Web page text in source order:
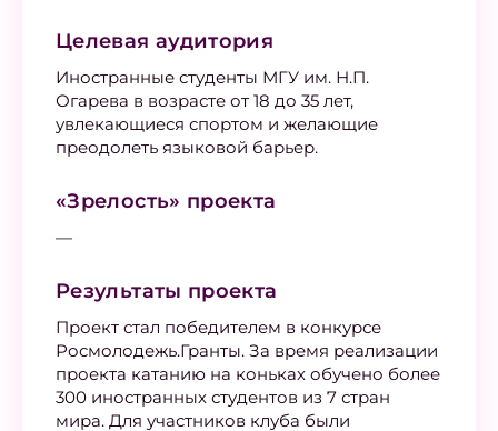
Целевая аудитория
Иностранные студенты МГУ им. Н.П.
Огарева в возрасте от 18 до 35 лет,
увлекающиеся спортом и желающие
преодолеть языковой барьер.
«Зрелость» проекта
—
Результаты проекта
Проект стал победителем в конкурсе
Росмолодежь.Гранты. За время реализации
проекта катанию на коньках обучено более
300 иностранных студентов из 7 стран
мира. Для участников клуба были